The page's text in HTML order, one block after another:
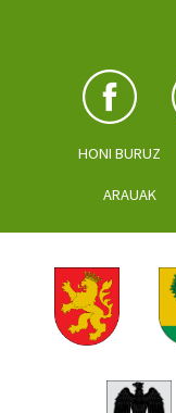
HONI BURUZ
ARAUAK